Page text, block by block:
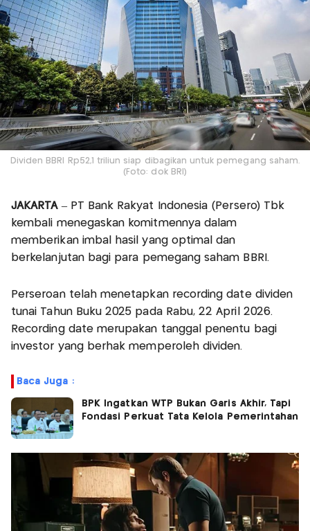
Dividen BBRI Rp52,1 triliun siap dibagikan untuk pemegang saham.
(Foto: dok BRI)
JAKARTA– PT Bank Rakyat Indonesia (Persero) Tbk
kembali menegaskan komitmennya dalam
memberikan imbal hasil yang optimal dan
berkelanjutan bagi para pemegang saham BBRI.
Perseroan telah menetapkan recording date dividen
tunai Tahun Buku 2025 pada Rabu, 22 April 2026.
Recording date merupakan tanggal penentu bagi
investor yang berhak memperoleh dividen.
Baca Juga :
BPK Ingatkan WTP Bukan Garis Akhir, Tapi
Fondasi Perkuat Tata Kelola Pemerintahan